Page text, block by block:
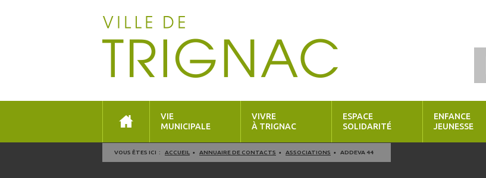
VIE
MUNICIPALE
VIVRE
À TRIGNAC
ESPACE
SOLIDARITÉ
ENFANCE
JEUNESSE
VOUS ÊTES ICI : ACCUEIL ANNUAIRE DE CONTACTS ASSOCIATIONS ADDEVA 44